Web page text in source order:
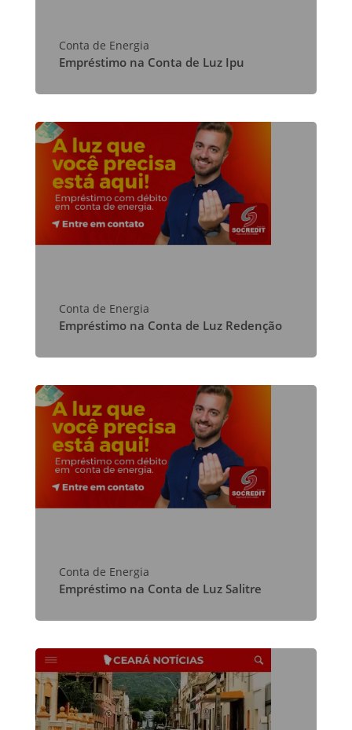
Conta de Energia
Empréstimo na Conta de Luz Ipu
Conta de Energia
Empréstimo na Conta de Luz Redenção
Conta de Energia
Empréstimo na Conta de Luz Salitre